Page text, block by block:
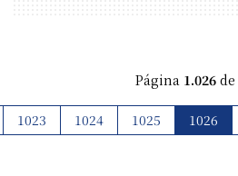
Página 1.026 de
1023 1024 1025 1026